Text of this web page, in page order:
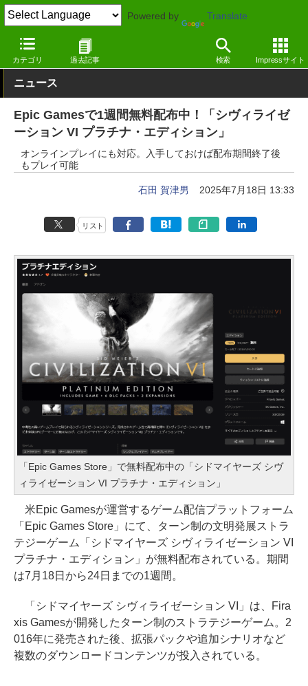
Powered by Translate
カテゴリ 過去記事 検索 Impressサイト
窓の杜 エンタメ ゲーム
ニュース
Epic Gamesで1週間無料配布中！「シヴィライゼ
ーション VI プラチナ・エディション」
オンラインプレイにも対応。入手しておけば配布期間終了後
もプレイ可能
石田 賀津男 2025年7月18日 13:33
リスト
「Epic Games Store」で無料配布中の「シドマイヤーズ シヴ
ィライゼーション VI プラチナ・エディション」
米Epic Gamesが運営するゲーム配信プラットフォーム
「Epic Games Store」にて、ターン制の文明発展ストラ
テジーゲーム「シドマイヤーズ シヴィライゼーション VI
プラチナ・エディション」が無料配布されている。期間
は7月18日から24日までの1週間。
「シドマイヤーズ シヴィライゼーション VI」は、Fira
xis Gamesが開発したターン制のストラテジーゲーム。2
016年に発売された後、拡張パックや追加シナリオなど
複数のダウンロードコンテンツが投入されている。